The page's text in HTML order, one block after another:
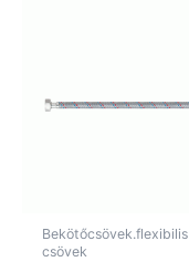
Bekötőcsövek.flexibilis
csövek